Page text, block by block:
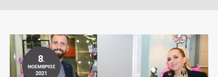
8.
ΝΟΈΜΒΡΙΟΣ
2021